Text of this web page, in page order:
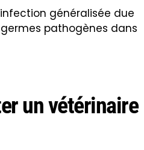
généralisée due
pathogènes dans
un vétérinaire